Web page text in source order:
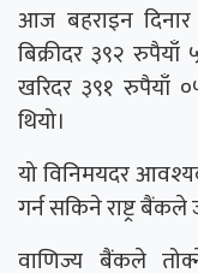
आज बहराइन
बिक्रीदर ३९२
खरिदर ३९१ रुपैयाँ
थियो।
यो विनिमयदर
गर्न सकिने राष्ट्र
वाणिज्य बैंकले